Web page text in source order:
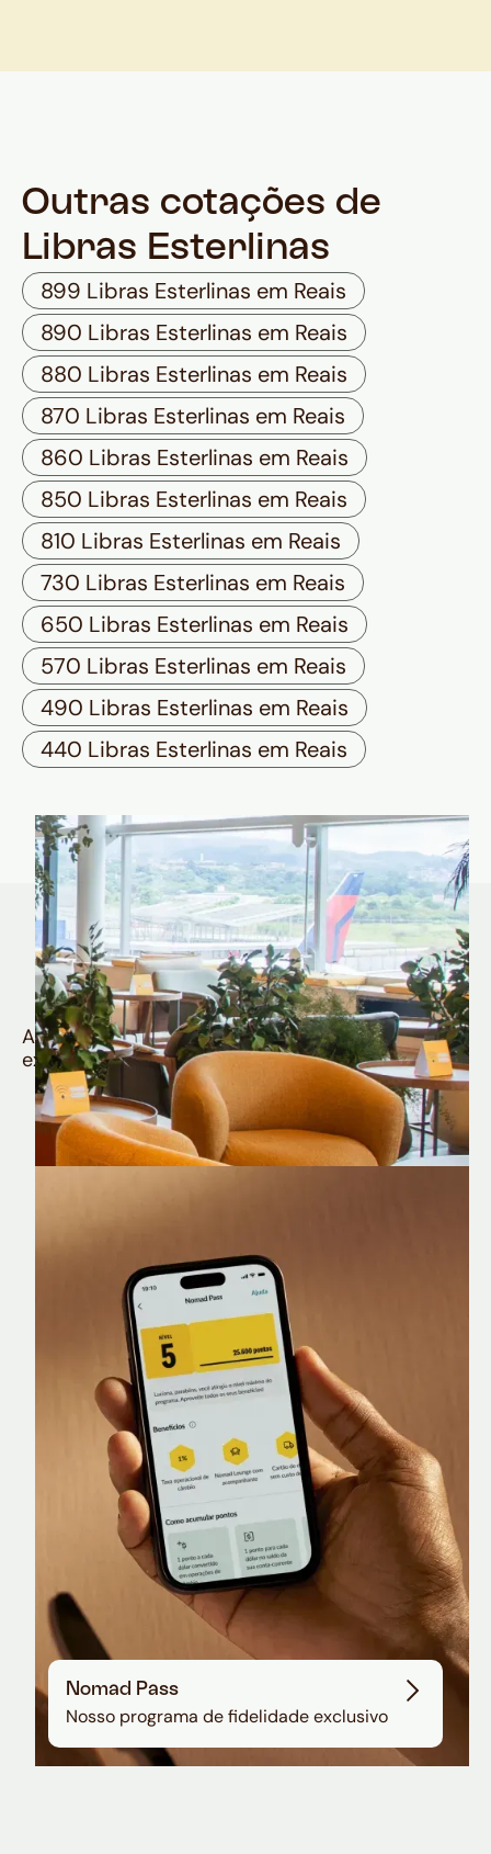
Outras cotações de
Libras Esterlinas
899 Libras Esterlinas em Reais
890 Libras Esterlinas em Reais
880 Libras Esterlinas em Reais
870 Libras Esterlinas em Reais
860 Libras Esterlinas em Reais
850 Libras Esterlinas em Reais
810 Libras Esterlinas em Reais
730 Libras Esterlinas em Reais
650 Libras Esterlinas em Reais
570 Libras Esterlinas em Reais
490 Libras Esterlinas em Reais
440 Libras Esterlinas em Reais
Quem é Nomad tem
muito mais
Aproveite todos os benefícios e vantagens
exclusivas da sua Conta Internacional
Nomad Lounge
Sala VIP no Aeroporto de Guarulhos
Nomad Pass
Nosso programa de fidelidade exclusivo